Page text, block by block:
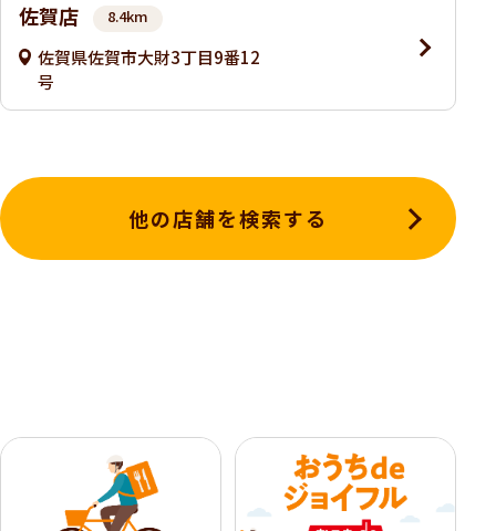
佐賀店 8.4km
佐賀県佐賀市大財3丁目9番12
号
他の店舗を検索する